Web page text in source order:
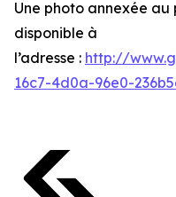
Une photo annexée au
disponible à
l’adresse : http://
16c7-4d0a-96e0-